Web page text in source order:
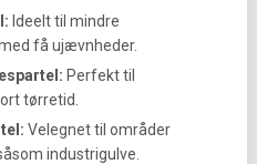
Ideelt til mindre
få ujævnheder.
Perfekt til
tørretid.
Velegnet til områder
industrigulve.